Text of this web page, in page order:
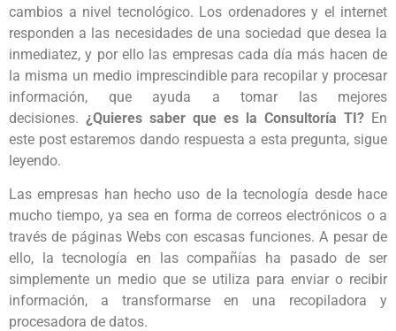
cambios a nivel tecnológico. Los ordenadores y el internet
responden a las necesidades de una sociedad que desea la
inmediatez, y por ello las empresas cada día más hacen de
la misma un medio imprescindible para recopilar y procesar
información, que ayuda a tomar las mejores
decisiones. ¿Quieres saber que es la Consultoría TI? En
este post estaremos dando respuesta a esta pregunta, sigue
leyendo.
Las empresas han hecho uso de la tecnología desde hace
mucho tiempo, ya sea en forma de correos electrónicos o a
través de páginas Webs con escasas funciones. A pesar de
ello, la tecnología en las compañías ha pasado de ser
simplemente un medio que se utiliza para enviar o recibir
información, a transformarse en una recopiladora y
procesadora de datos.